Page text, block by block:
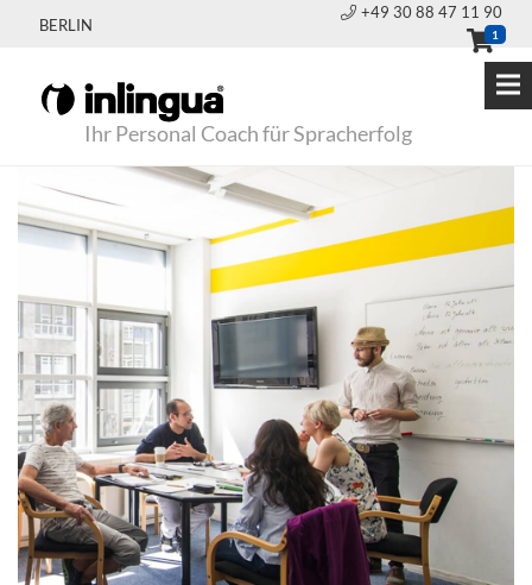
BERLIN
+49 30 88 47 11 90
1
Ihr Personal Coach für Spracherfolg